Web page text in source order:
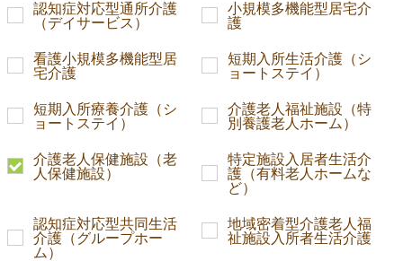
認知症対応型通所介護
（デイサービス）
小規模多機能型居宅介
護
看護小規模多機能型居
宅介護
短期入所生活介護（シ
ョートステイ）
短期入所療養介護（シ
ョートステイ）
介護老人福祉施設（特
別養護老人ホーム）
介護老人保健施設（老
人保健施設）
特定施設入居者生活介
護（有料老人ホームな
ど）
認知症対応型共同生活
介護（グループホー
ム）
地域密着型介護老人福
祉施設入所者生活介護